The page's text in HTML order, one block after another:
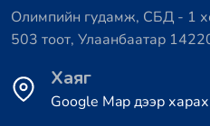
Олимпийн гудамж, СБД - 1
503 тоот, Улаанбаатар
Хаяг
Google Map дээр харах